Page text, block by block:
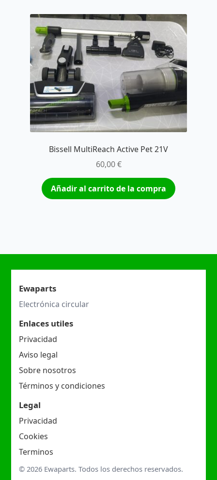
Bissell MultiReach Active Pet 21V
60,00€
Añadir al carrito de la compra
Ewaparts
Electrónica circular
Enlaces utiles
Privacidad
Aviso legal
Sobre nosotros
Términos y condiciones
Legal
Privacidad
Cookies
Terminos
© 2026 Ewaparts. Todos los derechos reservados.